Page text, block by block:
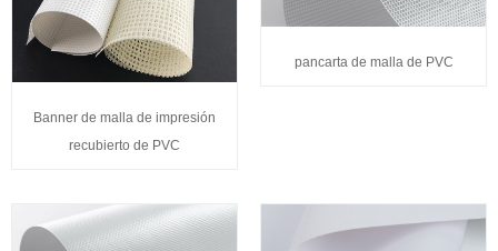
Banner de malla de impresión
recubierto de PVC
pancarta de malla de PVC